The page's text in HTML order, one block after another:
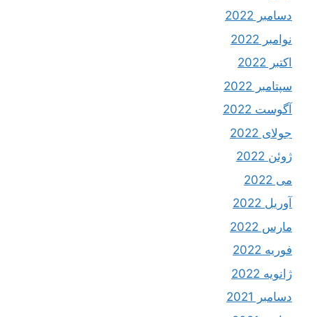
دسامبر 2022
نوامبر 2022
اکتبر 2022
سپتامبر 2022
آگوست 2022
جولای 2022
ژوئن 2022
می 2022
آوریل 2022
مارس 2022
فوریه 2022
ژانویه 2022
دسامبر 2021